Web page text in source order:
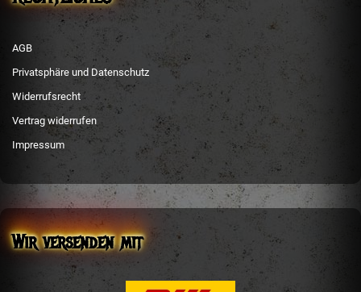
AGB
Privatsphäre und Datenschutz
Widerrufsrecht
Vertrag widerrufen
Impressum
Wir versenden mit